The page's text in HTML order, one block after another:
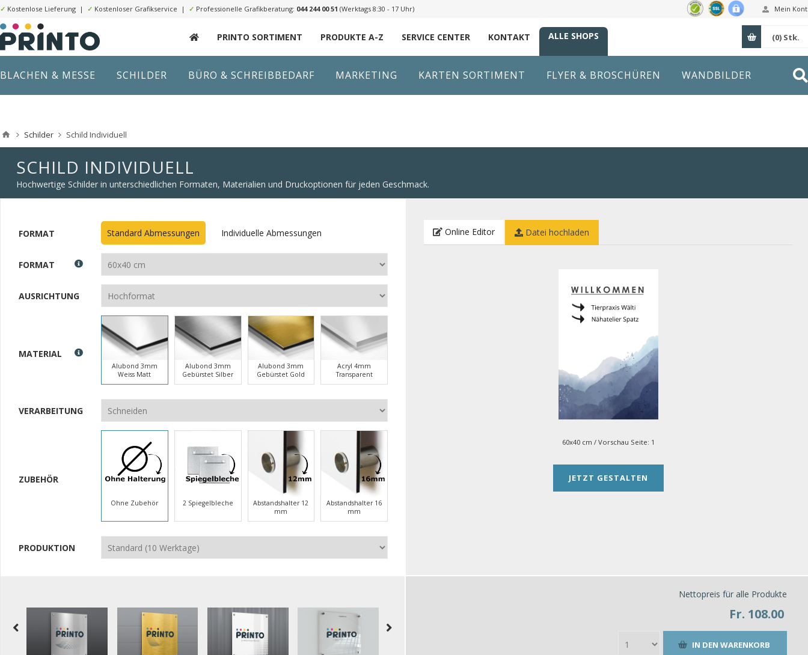
Mein
✓ Kostenlose Lieferung | ✓ Kostenloser Grafikservice | ✓ Professionelle Grafikberatung: 044 244 00 51 (Werktags 8:30 - 17 Uhr)
PRINTO SORTIMENT PRODUKTE A-Z SERVICE CENTER KONTAKT ALLE SHOPS (0) Stk.
BLACHEN & MESSE SCHILDER BÜRO & SCHREIBBEDARF MARKETING KARTEN SORTIMENT FLYER & BROSCHÜREN WANDBILDER
Schilder Schild Individuell
SCHILD INDIVIDUELL
Hochwertige Schilder in unterschiedlichen Formaten, Materialien und Druckoptionen für jeden Geschmack.
FORMAT Standard Abmessungen Individuelle Abmessungen
FORMAT
AUSRICHTUNG
MATERIAL
Alubond 3mm
Weiss Matt
Alubond 3mm
Gebürstet Silber
Alubond 3mm
Gebürstet Gold
Acryl 4mm
Transparent
VERARBEITUNG
ZUBEHÖR
Ohne Zubehör 2 Spiegelbleche
Abstandshalter 12
mm
Abstandshalter 16
mm
PRODUKTION
Online Editor Datei hochladen
60x40 cm / Vorschau Seite: 1
JETZT GESTALTEN
Nettopreis für alle Produkte
Fr. 108.00